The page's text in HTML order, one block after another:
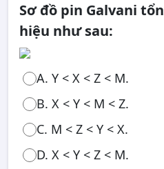
Sơ đồ pin Galvani
hiệu như sau:
A. Y < X < Z < M.
B. X < Y < M < Z.
C. M < Z < Y < X.
D. X < Y < Z < M.